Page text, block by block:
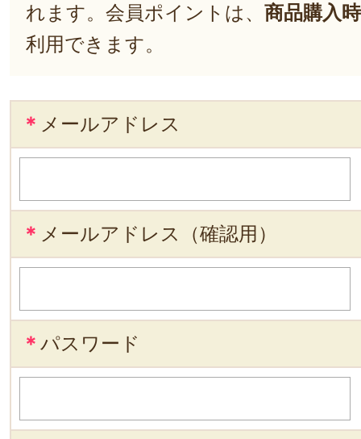
れます。会員ポイントは、 商品購入
利用できます。
＊ メールアドレス
＊ メールアドレス（確認用）
＊ パスワード